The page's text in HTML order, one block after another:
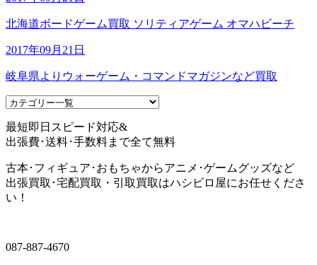
北海道ボードゲーム買取 ソリティアゲーム オマハビーチ
2017年09月21日
岐阜県よりウォーゲーム・コマンドマガジンなど買取
最短即日スピード対応&
出張費･送料･手数料まで全て無料
古本･フィギュア･おもちゃからアニメ･ゲームグッズなど
出張買取･宅配買取・引取買取はハシビロ屋にお任せくださ
い！
087-887-4670